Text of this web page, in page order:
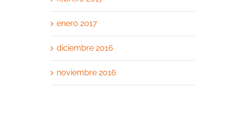
enero 2017
diciembre 2016
noviembre 2016